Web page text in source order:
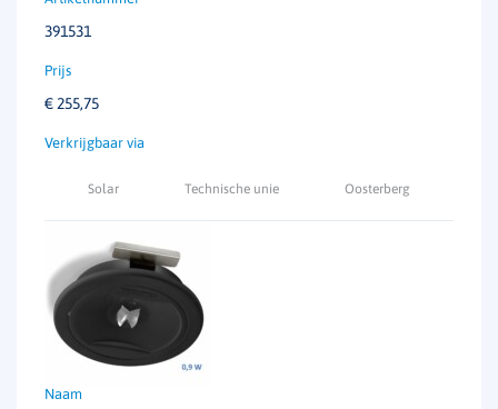
391531
€ 255,75
Solar Technische unie Oosterberg